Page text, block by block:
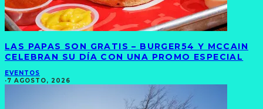
LAS PAPAS SON GRATIS – BURGER54 Y MCCAIN
CELEBRAN SU DÍA CON UNA PROMO ESPECIAL
EVENTOS
·7 AGOSTO, 2026